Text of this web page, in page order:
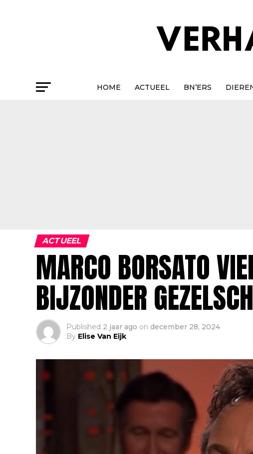
HOME ACTUEEL BN’ERS
ACTUEEL
MARCO BORSATO
BIJZONDER
Published 2 jaar ago on december 28, 2024
By Elise Van Eijk